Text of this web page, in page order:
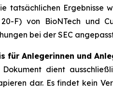
tatsächlichen Ergebnisse
F) von BioNTech und
bei der SEC
für Anlegerinnen und
Dokument dient
dar. Es findet kein